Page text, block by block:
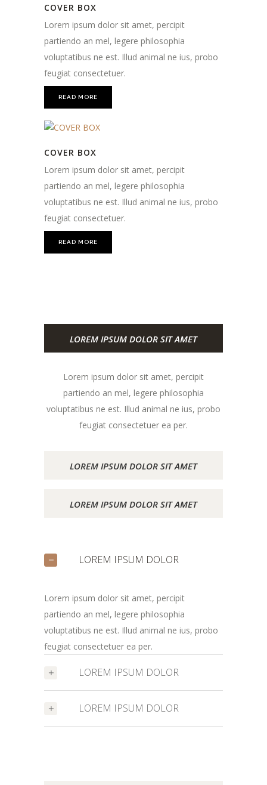
COVER BOX
Lorem ipsum dolor sit amet, percipit
partiendo an mel, legere philosophia
voluptatibus ne est. Illud animal ne ius, probo
feugiat consectetuer.
READ MORE
COVER BOX
Lorem ipsum dolor sit amet, percipit
partiendo an mel, legere philosophia
voluptatibus ne est. Illud animal ne ius, probo
feugiat consectetuer.
READ MORE
LOREM IPSUM DOLOR SIT AMET
Lorem ipsum dolor sit amet, percipit
partiendo an mel, legere philosophia
voluptatibus ne est. Illud animal ne ius, probo
feugiat consectetuer ea per.
LOREM IPSUM DOLOR SIT AMET
LOREM IPSUM DOLOR SIT AMET
LOREM IPSUM DOLOR
Lorem ipsum dolor sit amet, percipit
partiendo an mel, legere philosophia
voluptatibus ne est. Illud animal ne ius, probo
feugiat consectetuer ea per.
LOREM IPSUM DOLOR
LOREM IPSUM DOLOR